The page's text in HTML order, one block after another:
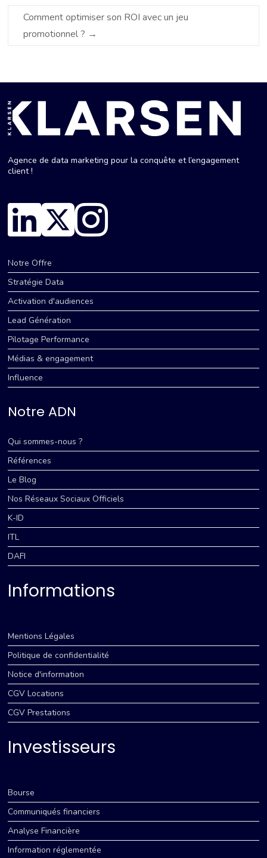
Comment optimiser son ROI avec un jeu
promotionnel ? →
Agence de data marketing pour la conquête et l’engagement
client !
Notre Offre
Stratégie Data
Activation d'audiences
Lead Génération
Pilotage Performance
Médias & engagement
Influence
Notre ADN
Qui sommes-nous ?
Références
Le Blog
Nos Réseaux Sociaux Officiels
K-ID
ITL
DAFI
Informations
Mentions Légales
Politique de confidentialité
Notice d'information
CGV Locations
CGV Prestations
Investisseurs
Bourse
Communiqués financiers
Analyse Financière
Information réglementée